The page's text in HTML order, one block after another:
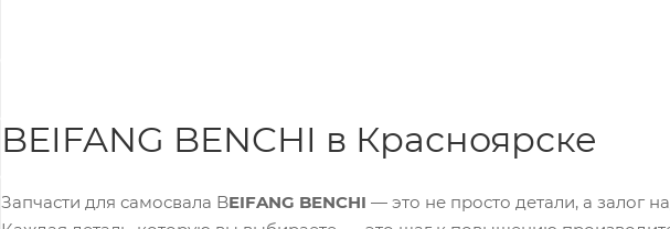
BEIFANG BENCHI в Красноярске
Запчасти для самосвала BEIFANG BENCHI — это не просто детали, а залог